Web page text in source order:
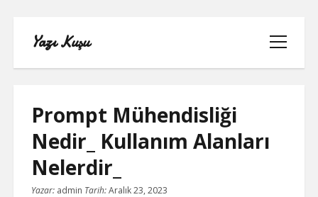
Yazı Kuşu
menüyü
aç
IGTV IZLENME YÜKSELTME PARASIZ
INSTAGRAM BEĞENI KASMA
Prompt Mühendisliği
Nedir_ Kullanım Alanları
Nelerdir_
Yazar: admin Tarih:Aralık 23, 2023